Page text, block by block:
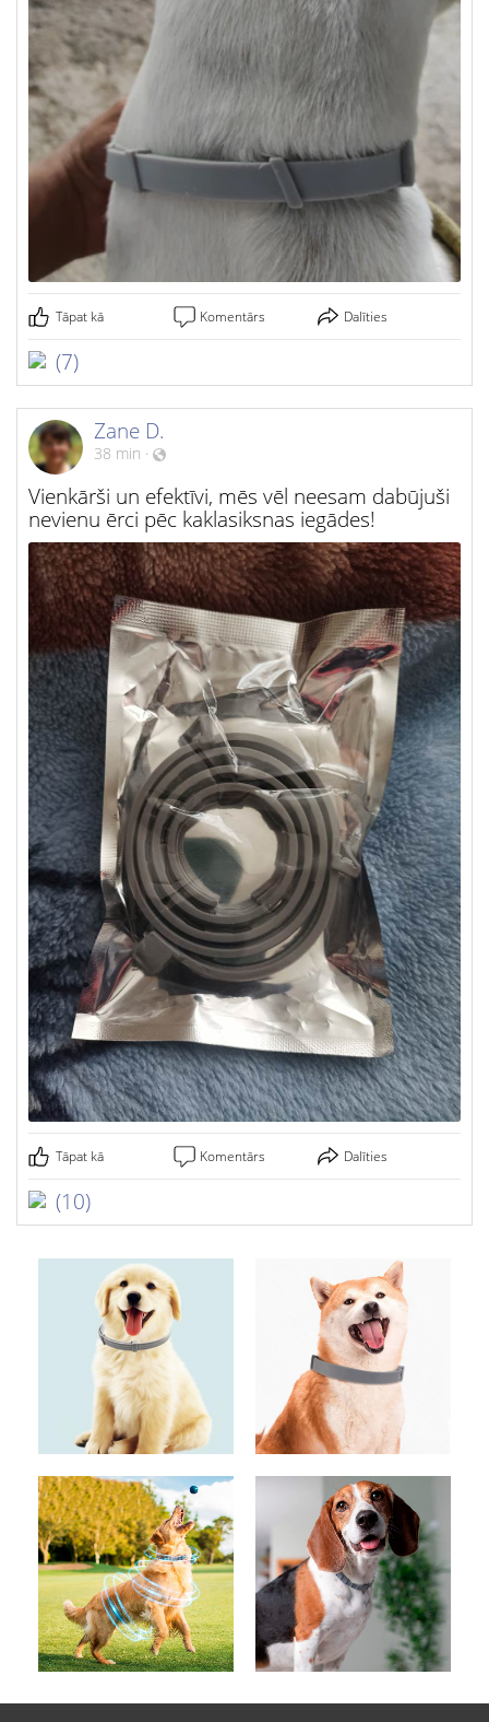
Tāpat kā Komentārs Dalīties
(7)
Zane D.
38 min ·
Vienkārši un efektīvi, mēs vēl neesam dabūjuši
nevienu ērci pēc kaklasiksnas iegādes!
Tāpat kā Komentārs Dalīties
(10)